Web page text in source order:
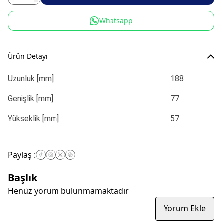
Whatsapp
Ürün Detayı
Uzunluk [mm] 188
Genişlik [mm] 77
Yükseklik [mm] 57
Paylaş :
Başlık
Henüz yorum bulunmamaktadır
Yorum Ekle